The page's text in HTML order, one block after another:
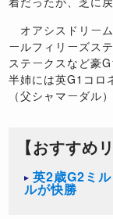
オアシスドリー
ールフィリーズス
ステークスなど豪
半姉には英G1コロ
（父シャマーダル
【おすすめ
英2歳G2ミ
ルが快勝